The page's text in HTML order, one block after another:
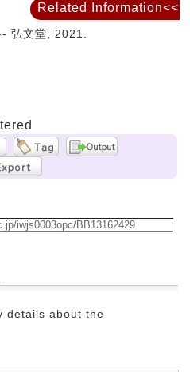
弘文堂, 2021.
details about the
Related Information<<